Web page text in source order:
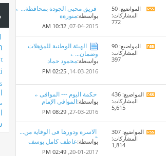
مشاهدة
تغذيات
المواضيع: 50
المشاركات:
772
فريق محبى الجودة بمحافظة...
بواسطة:منورةة
07-04-2015,
10:32 AM
مشاهدة
تغذيات
المواضيع: 90
المشاركات:
397
الهيئة الوطنية للمؤهلات
وضمان...
بواسطة:محمود حماد
14-03-2016,
02:25 PM
مشاهدة
تغذيات
المواضيع: 436
المشاركات:
5,615
حكمة اليوم --- الموافى
بواسطة:الموافي الإمام
27-03-2016,
08:29 PM
مشاهدة
تغذيات
المواضيع: 307
المشاركات:
1,814
الاسرة ودورها فى الوقاية من...
بواسطة:عاطف كامل يوسف
20-01-2017,
02:49 PM